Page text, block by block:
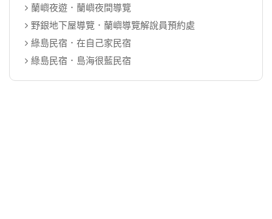
蘭嶼夜遊．蘭嶼夜間導覽
野銀地下屋導覽．蘭嶼導覽解說員預約處
綠島民宿．在自己家民宿
綠島民宿．島海很藍民宿